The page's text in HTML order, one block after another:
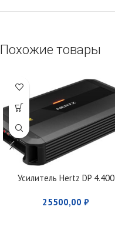
Похожие товары
Усилитель Hertz DP 4.400
25500,00 ₽